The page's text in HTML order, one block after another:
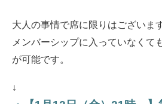
大人の事情で席に限りはございま
メンバーシップに入っていなくて
が可能です。
↓